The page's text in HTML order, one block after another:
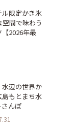
限定かき氷
間で味わう
2026年最
水辺の世界か
もとまち水
んぽ